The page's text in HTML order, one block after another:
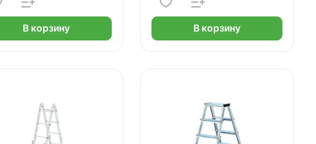
В корзину В корзину